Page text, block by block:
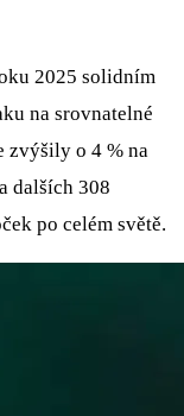
2025 solidním
na srovnatelné
zvýšily o 4 % na
dalších 308
po celém světě.